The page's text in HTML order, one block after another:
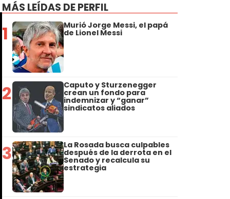
MÁS LEÍDAS DE PERFIL
1 Murió Jorge Messi, el papá
de Lionel Messi
2 Caputo y Sturzenegger
crean un fondo para
indemnizar y “ganar”
sindicatos aliados
3 La Rosada busca culpables
después de la derrota en el
Senado y recalcula su
estrategia